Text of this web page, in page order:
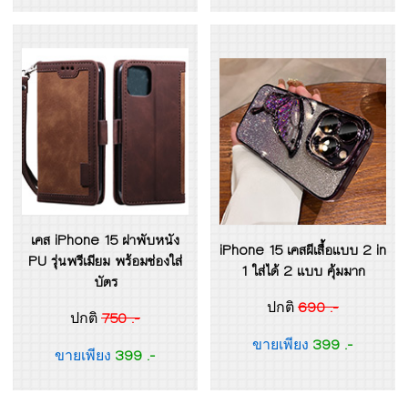
เคส iPhone 15 ฝาพับหนัง
PU รุ่นพรีเมียม พร้อมช่องใส่
บัตร
ปกติ 750 .-
ขายเพียง 399 .-
iPhone 15 เคสผีเสื้่อแบบ 2 in
1 ใส่ได้ 2 แบบ คุ้มมาก
ปกติ 690 .-
ขายเพียง 399 .-